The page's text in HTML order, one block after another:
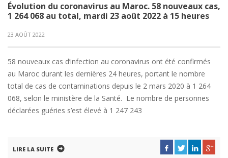
Évolution du coronavirus au Maroc. 58 nouveaux cas,
1 264 068 au total, mardi 23 août 2022 à 15 heures
23 AOÛT 2022
58 nouveaux cas d’infection au coronavirus ont été confirmés
au Maroc durant les dernières 24 heures, portant le nombre
total de cas de contaminations depuis le 2 mars 2020 à 1 264
068, selon le ministère de la Santé. Le nombre de personnes
déclarées guéries s’est élevé à 1 247 243
LIRE LA SUITE